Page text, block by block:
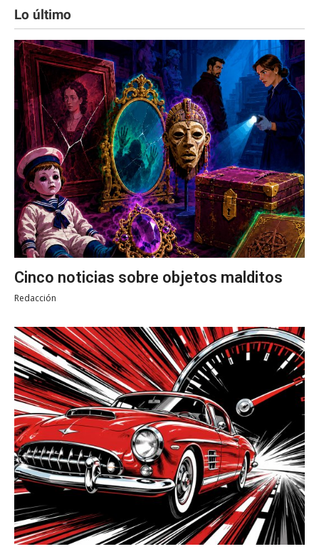
Lo último
Cinco noticias sobre objetos malditos
Redacción